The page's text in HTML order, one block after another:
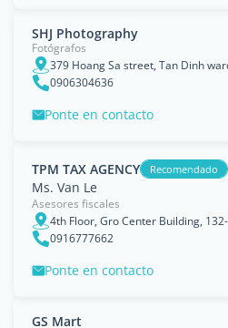
SHJ Photography
Fotógrafos
379 Hoang Sa street, Tan Dinh
0906304636
Ponte en contacto
TPM TAX AGENCY Recomendado
Ms. Van Le
Asesores fiscales
0916777662
Ponte en contacto
GS Mart